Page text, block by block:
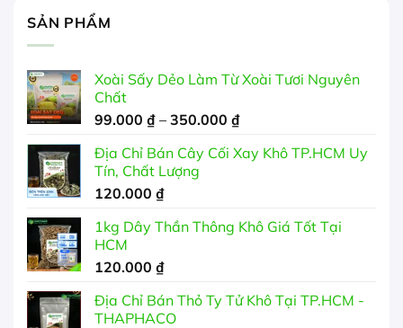
SẢN PHẨM
Xoài Sấy Dẻo Làm Từ Xoài Tươi Nguyên
Chất
99.000 ₫ – 350.000 ₫Khoảng
từ
Địa Chỉ Bán Cây Cối Xay Khô TP.HCM Uy
Tín, Chất Lượng
120.000 ₫
1kg Dây Thần Thông Khô Giá Tốt Tại
HCM
120.000 ₫
Địa Chỉ Bán Thỏ Ty Tử Khô Tại TP.HCM -
THAPHACO